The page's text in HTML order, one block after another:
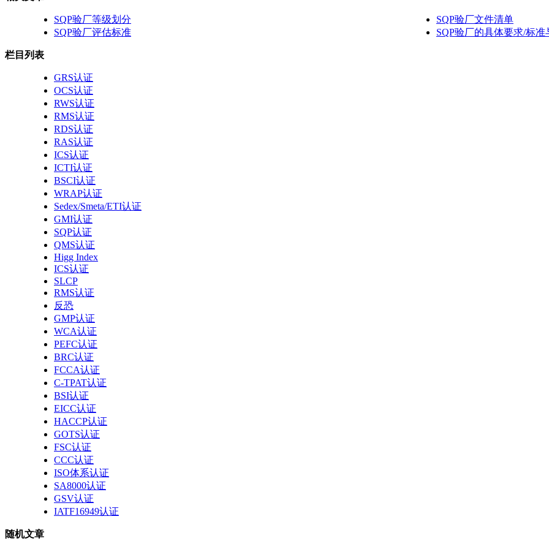
SQP验厂等级划分
SQP验厂文件清单
SQP验厂评估标准
SQP验厂的具体要求/标准
栏目列表
GRS认证
OCS认证
RWS认证
RMS认证
RDS认证
RAS认证
ICS认证
ICTI认证
BSCI认证
WRAP认证
Sedex/Smeta/ETI认证
GMI认证
SQP认证
QMS认证
Higg Index
ICS认证
SLCP
RMS认证
反恐
GMP认证
WCA认证
PEFC认证
BRC认证
FCCA认证
C-TPAT认证
BSI认证
EICC认证
HACCP认证
GOTS认证
FSC认证
CCC认证
ISO体系认证
SA8000认证
GSV认证
IATF16949认证
随机文章